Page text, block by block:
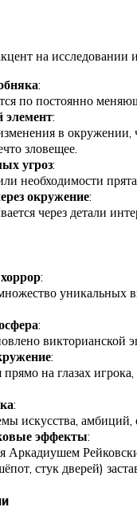
на
:
по постоянно
элемент:
в окружении,
зловещее.
угроз:
необходимости
окружение:
через детали
:
уникальных
:
викторианской
:
на глазах
:
искусства,
эффекты:
Аркадиушем
стук дверей)